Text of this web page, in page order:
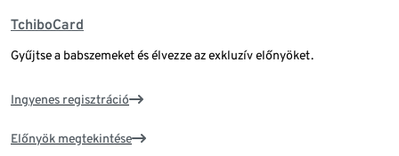
TchiboCard
Gyűjtse a babszemeket és élvezze az exkluzív előnyöket.
Ingyenes regisztráció
Előnyök megtekintése